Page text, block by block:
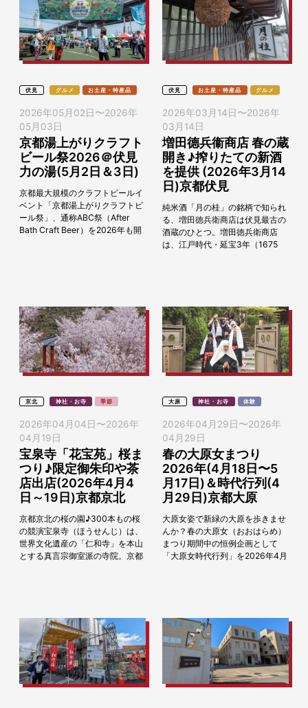
伏見 グルメ お土産・特産品
2026年05月02日 〜2026年
05月03日
京都湯上がりクラフト
ビール祭2026＠伏見
力の湯(5月2日＆3日)
京都最大規模のクラフトビールイ
ベント「京都湯上がりクラフトビ
ール祭」、通称ABC祭（After
Bath Craft Beer）を2026年も開
伏見 お土産・特産品 グルメ
2026年03月14日 〜2026年
03月14日
増田德兵衞商店 春の蔵
開き♪搾りたての新酒
を提供 (2026年3月14
日)京都伏見
純米酒「月の桂」の銘柄で知られ
る、増田徳兵衛商店は伏見最古の
酒蔵のひとつ。増田徳兵衛商店
は、江戸時代・延宝3年（1675
京北 神社・お寺 季節
2026年04月04日 〜2026年
04月19日
宝泉寺「花宝苑」桜ま
つり♪限定御朱印や茶
店出店(2026年4月4
日～19日)京都京北
京都京北の桜の園♪300本もの桜
の競演宝泉寺（ほうせんじ）は、
世界文化遺産の「仁和寺」を本山
とする真言宗御室派の寺院。京都
大原 神社・お寺 体験
2026年04月29日 〜2026年
04月29日
春の大原女まつり
2026年(4月18日〜5
月17日)＆時代行列(4
月29日)京都大原
大原女姿で新緑の大原を歩きませ
んか？春の大原女（おおはらめ）
まつり期間中の恒例企画として
「大原女時代行列」を2026年4月